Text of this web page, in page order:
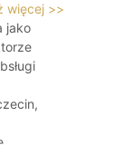
więcej >>
jako
...